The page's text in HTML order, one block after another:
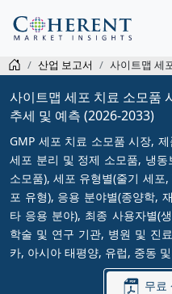
산업 보고서 사이트맵 세
사이트맵 세포 치료 소모품
추세 및 예측 (2026-2033)
GMP 세포 치료 소모품 시장,
세포 분리 및 정제 소모품, 냉
소모품), 세포 유형별(줄기 세포
포 유형), 응용 분야별(종양학,
타 응용 분야), 최종 사용자별(
학술 및 연구 기관, 병원 및 진
카, 아시아 태평양, 유럽, 중동
무료